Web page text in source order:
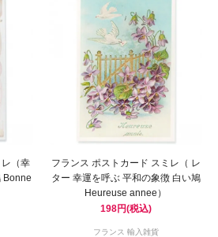
（幸
Bonne
フランス ポストカード スミレ（ レ
ター 幸運を呼ぶ 平和の象徴 白い鳩
Heureuse annee）
198円(税込)
フランス 輸入雑貨